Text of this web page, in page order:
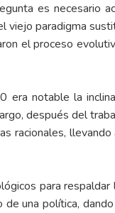
es necesario
viejo paradigma
el proceso
era notable la
después del
racionales, llevando
para respaldar
una política,